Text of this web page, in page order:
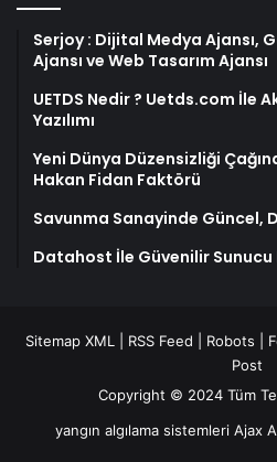
Serjoy : Dijital Medya Ajansı,
Ajansı ve Web Tasarım Ajansı
UETDS Nedir ? Uetds.com İle
Yazılımı
Yeni Dünya Düzensizliği
Hakan Fidan Faktörü
Savunma Sanayinde Güncel,
Datahost İle Güvenilir
Sitemap XML RSS Feed Robots
Post
Copyright © 2024 Tüm
yangın algılama sistemleri Ajax